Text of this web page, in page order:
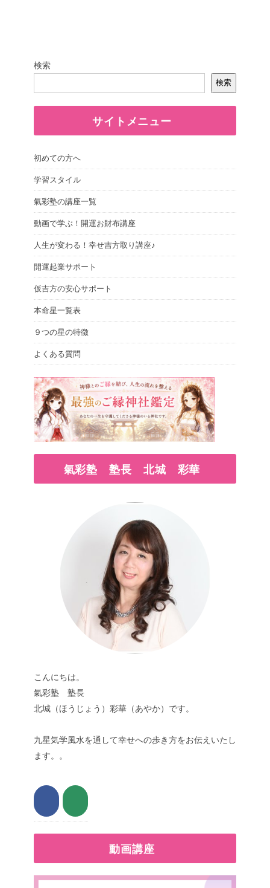
検索
検索
サイトメニュー
初めての方へ
学習スタイル
氣彩塾の講座一覧
動画で学ぶ！開運お財布講座
人生が変わる！幸せ吉方取り講座♪
開運起業サポート
仮吉方の安心サポート
本命星一覧表
９つの星の特徴
よくある質問
氣彩塾 塾長 北城 彩華
こんにちは。
氣彩塾 塾長
北城（ほうじょう）彩華（あやか）です。
九星気学風水を通して幸せへの歩き方をお伝えいたし
ます。。
動画講座